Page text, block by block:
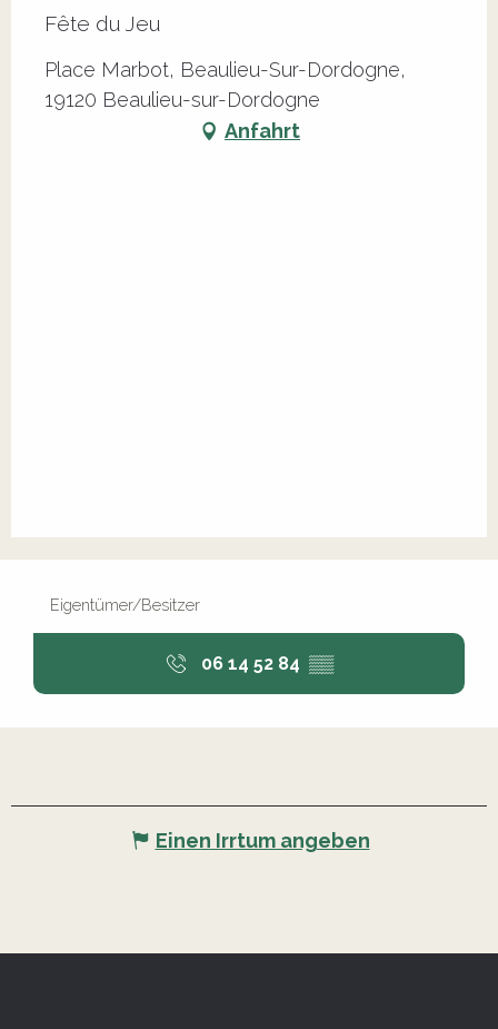
Fête du Jeu
Place Marbot, Beaulieu-Sur-Dordogne,
19120 Beaulieu-sur-Dordogne
Anfahrt
Eigentümer/Besitzer
06 14 52 84 ▒▒
Einen Irrtum angeben